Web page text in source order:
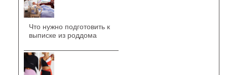
Что нужно подготовить к
выписке из роддома